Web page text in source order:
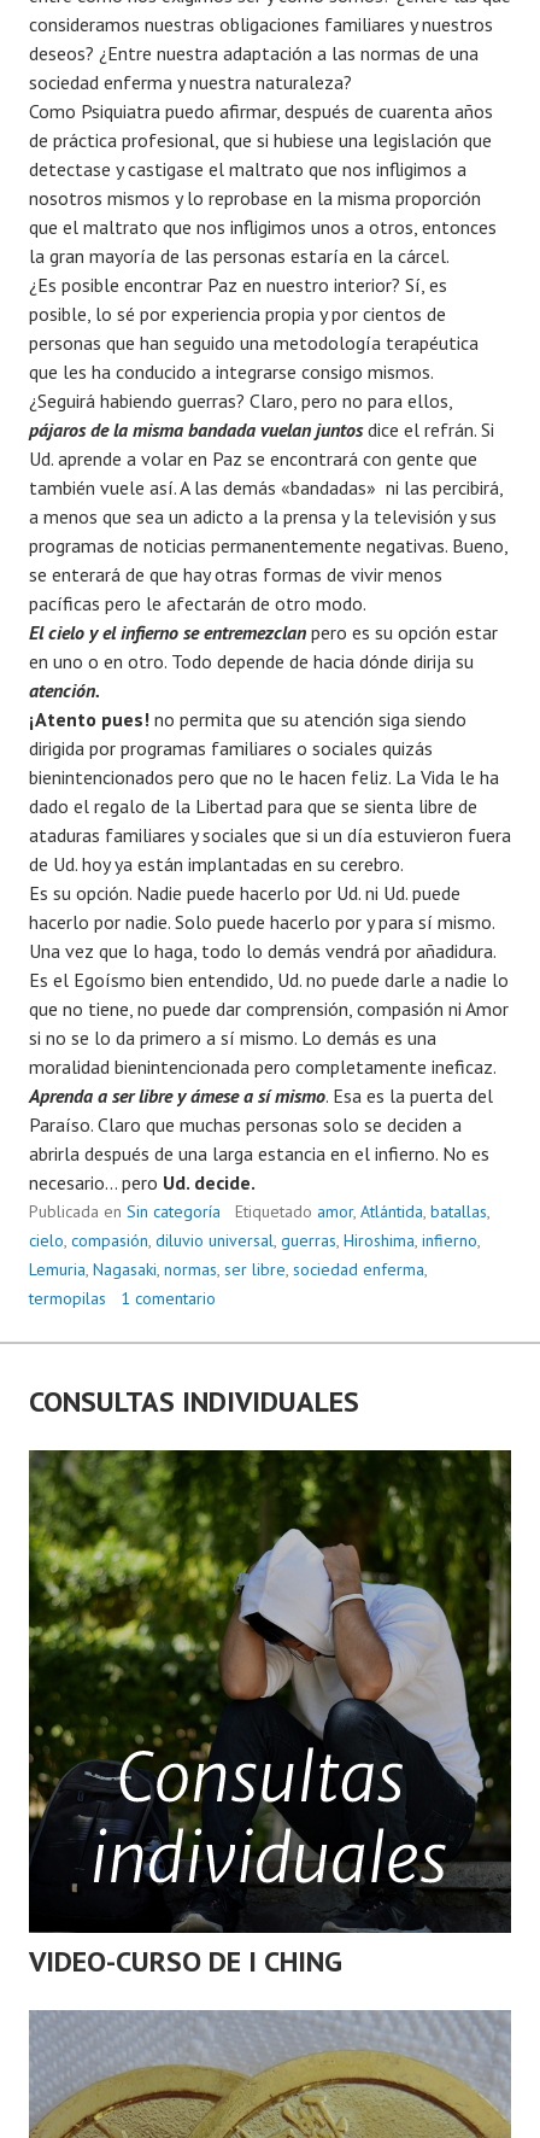
consideramos nuestras obligaciones familiares y nuestros
deseos? ¿Entre nuestra adaptación a las normas de una
sociedad enferma y nuestra naturaleza?
Como Psiquiatra puedo afirmar, después de cuarenta años
de práctica profesional, que si hubiese una legislación que
detectase y castigase el maltrato que nos infligimos a
nosotros mismos y lo reprobase en la misma proporción
que el maltrato que nos infligimos unos a otros, entonces
la gran mayoría de las personas estaría en la cárcel.
¿Es posible encontrar Paz en nuestro interior? Sí, es
posible, lo sé por experiencia propia y por cientos de
personas que han seguido una metodología terapéutica
que les ha conducido a integrarse consigo mismos.
¿Seguirá habiendo guerras? Claro, pero no para ellos,
pájaros de la misma bandada vuelan juntosdice el refrán. Si
Ud. aprende a volar en Paz se encontrará con gente que
también vuele así. A las demás «bandadas» ni las percibirá,
a menos que sea un adicto a la prensa y la televisión y sus
programas de noticias permanentemente negativas. Bueno,
se enterará de que hay otras formas de vivir menos
pacíficas pero le afectarán de otro modo.
El cielo y el infierno se entremezclan pero es su opción estar
en uno o en otro. Todo depende de hacia dónde dirija su
atención.
¡Atento pues! no permita que su atención siga siendo
dirigida por programas familiares o sociales quizás
bienintencionados pero que no le hacen feliz. La Vida le ha
dado el regalo de la Libertad para que se sienta libre de
ataduras familiares y sociales que si un día estuvieron fuera
de Ud. hoy ya están implantadas en su cerebro.
Es su opción. Nadie puede hacerlo por Ud. ni Ud. puede
hacerlo por nadie. Solo puede hacerlo por y para sí mismo.
Una vez que lo haga, todo lo demás vendrá por añadidura.
Es el Egoísmo bien entendido, Ud. no puede darle a nadie lo
que no tiene, no puede dar comprensión, compasión ni Amor
si no se lo da primero a sí mismo. Lo demás es una
moralidad bienintencionada pero completamente ineficaz.
Aprenda a ser libre y ámese a sí mismo. Esa es la puerta del
Paraíso. Claro que muchas personas solo se deciden a
abrirla después de una larga estancia en el infierno. No es
necesario… pero Ud. decide.
Publicada en Sin categoría Etiquetado amor, Atlántida, batallas,
cielo, compasión, diluvio universal, guerras, Hiroshima, infierno,
Lemuria, Nagasaki, normas, ser libre, sociedad enferma,
termopilas
1 comentario
CONSULTAS INDIVIDUALES
VIDEO-CURSO DE I CHING